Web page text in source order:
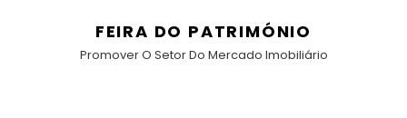
FEIRA DO PATRIMÓNIO
Promover O Setor Do Mercado Imobiliário